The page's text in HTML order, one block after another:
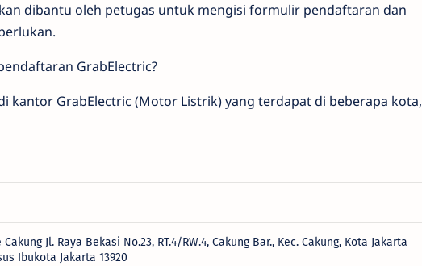
dibantu oleh petugas untuk mengisi formulir pendaftaran dan
GrabElectric?
kantor GrabElectric (Motor Listrik) yang terdapat di beberapa kota,
Jl. Raya Bekasi No.23, RT.4/RW.4, Cakung Bar., Kec. Cakung, Kota Jakarta
Ibukota Jakarta 13920